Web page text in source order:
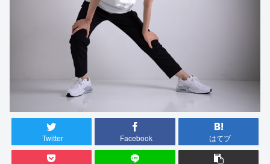
Twitter Facebook はてブ